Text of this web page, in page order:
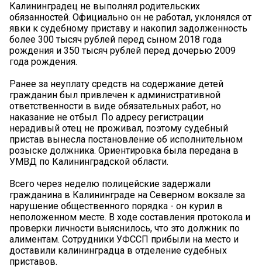
Калининградец не выполнял родительских
обязанностей. Официально он не работал, уклонялся от
явки к судебному приставу и накопил задолженность
более 300 тысяч рублей перед сыном 2018 года
рождения и 350 тысяч рублей перед дочерью 2009
года рождения.
Ранее за неуплату средств на содержание детей
гражданин был привлечен к административной
ответственности в виде обязательных работ, но
наказание не отбыл. По адресу регистрации
нерадивый отец не проживал, поэтому судебный
пристав вынесла постановление об исполнительном
розыске должника. Ориентировка была передана в
УМВД по Калининградской области.
Всего через неделю полицейские задержали
гражданина в Калининграде на Северном вокзале за
нарушение общественного порядка - он курил в
неположенном месте. В ходе составления протокола и
проверки личности выяснилось, что это должник по
алиментам. Сотрудники УФССП прибыли на место и
доставили калининградца в отделение судебных
приставов.